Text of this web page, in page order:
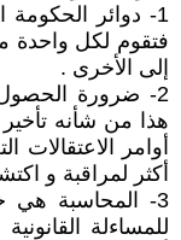
1- دوائر
فتقوم لكل واحدة
إلى الأخرى .
2- ضرورة
هذا من شأنه
أوامر الاعتقالات
أكثر لمراقبة و
3- المحاسبة هي
للمساءلة